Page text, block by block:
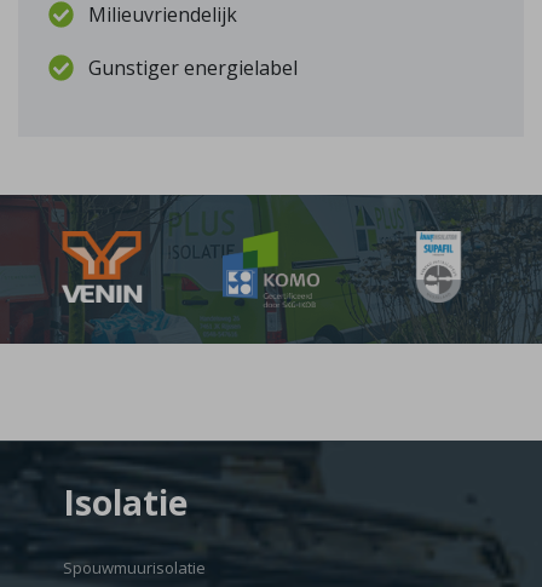
Milieuvriendelijk
Gunstiger energielabel
Isolatie
Spouwmuurisolatie